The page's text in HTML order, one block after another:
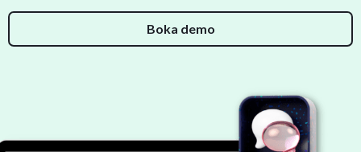
Boka demo